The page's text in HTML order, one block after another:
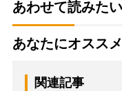
あわせて読みたい
あなたにオススメ
関連記事